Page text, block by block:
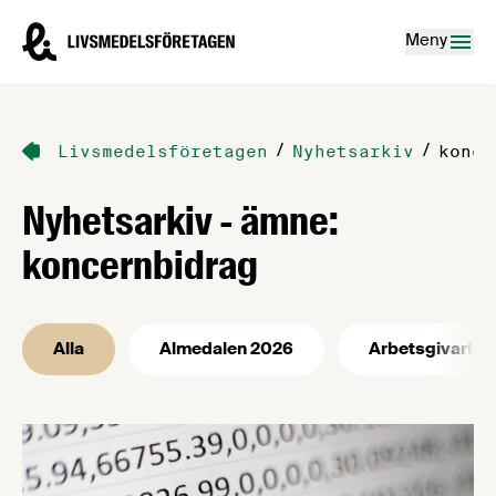
Livsmedelsföretagen – till startsidan
Meny
Livsmedelsföretagen / Nyhetsarkiv /
Nyhetsarkiv - ämne:
koncernbidrag
Alla Almedalen 2026